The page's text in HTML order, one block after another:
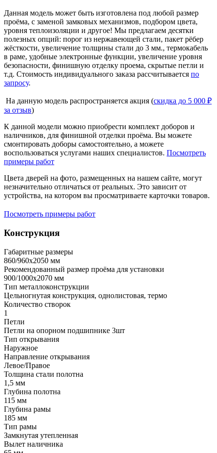
Данная модель может быть изготовлена под любой размер
проёма, с заменой замковых механизмов, подбором цвета,
уровня теплоизоляции и другое! Мы предлагаем десятки
полезных опций: порог из нержавеющей стали, пакет рёбер
жёсткости, увеличение толщины стали до 3 мм., термокабель
в раме, удобные электронные функции, увеличение уровня
безопасности, финишную отделку проема, скрытые петли и
т.д. Стоимость индивидуального заказа рассчитывается по
запросу.
На данную модель распространяется акция (скидка до 5 000 ₽
за отзыв)
К данной модели можно приобрести комплект доборов и
наличников, для финишной отделки проёма. Вы можете
смонтировать доборы самостоятельно, а можете
воспользоваться услугами наших специалистов. Посмотреть
примеры работ
Цвета дверей на фото, размещенных на нашем сайте, могут
незначительно отличаться от реальных. Это зависит от
устройства, на котором вы просматриваете карточки товаров.
Посмотреть примеры работ
Конструкция
Габаритные размеры
860/960х2050 мм
Рекомендованный размер проёма для установки
900/1000х2070 мм
Тип металлоконструкции
Цельногнутая конструкция, однолистовая, термо
Количество створок
1
Петли
Петли на опорном подшипнике 3шт
Тип открывания
Наружное
Направление открывания
Левое/Правое
Толщина стали полотна
1,5 мм
Глубина полотна
115 мм
Глубина рамы
185 мм
Тип рамы
Замкнутая утепленная
Вылет наличника